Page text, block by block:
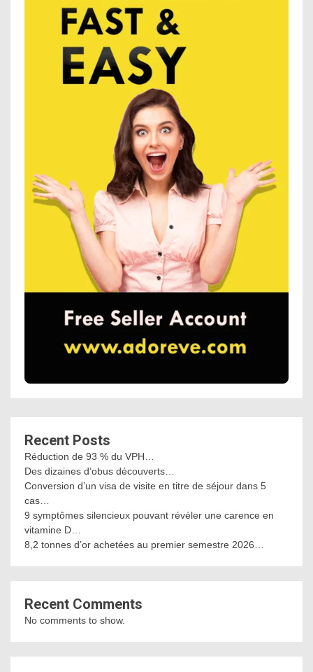
Recent Posts
Réduction de 93 % du VPH…
Des dizaines d’obus découverts…
Conversion d’un visa de visite en titre de séjour dans 5
cas…
9 symptômes silencieux pouvant révéler une carence en
vitamine D…
8,2 tonnes d’or achetées au premier semestre 2026…
Recent Comments
No comments to show.